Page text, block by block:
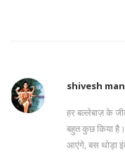
shivesh
हर बल्लेबाज़ के
बहुत कुछ किया
आएंगे, बस थोड़ा